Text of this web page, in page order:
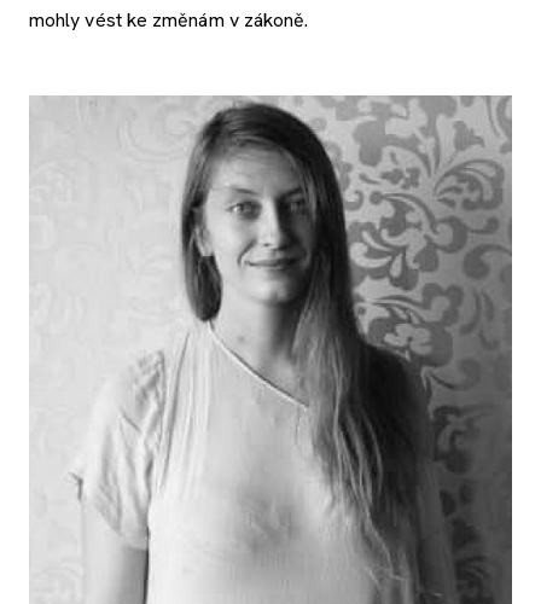
mohly vést ke změnám v zákoně.